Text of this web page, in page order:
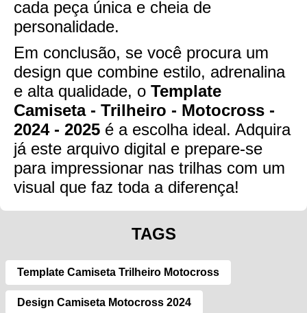
cada peça única e cheia de
personalidade.
Em conclusão, se você procura um
design que combine estilo, adrenalina
e alta qualidade, o Template
Camiseta - Trilheiro - Motocross -
2024 - 2025 é a escolha ideal. Adquira
já este arquivo digital e prepare-se
para impressionar nas trilhas com um
visual que faz toda a diferença!
TAGS
Template Camiseta Trilheiro Motocross
Design Camiseta Motocross 2024